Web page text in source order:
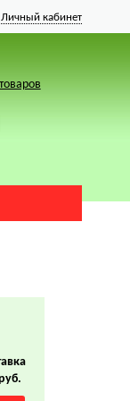
Личный кабинет
товаров